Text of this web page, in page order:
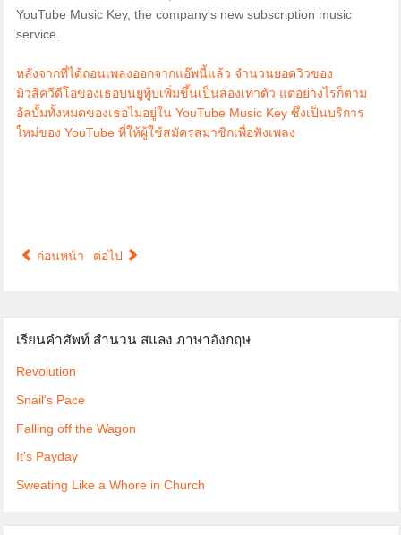
YouTube Music Key, the company's new subscription music
service.
หลังจากที่ได้ถอนเพลงออกจากแอ๊พนี้แล้ว จำนวนยอดวิวของ
มิวสิควีดีโอของเธอบนยูทู้บเพิ่มขึ้นเป็นสองเท่าตัว แต่อย่างไรก็ตาม
อัลบั้มทั้งหมดของเธอไม่อยู่ใน YouTube Music Key ซึ่งเป็นบริการ
ใหม่ของ YouTube ที่ให้ผู้ใช้สมัครสมาชิกเพื่อฟังเพลง
ก่อนหน้า ต่อไป
เรียนคำศัพท์ สำนวน สแลง ภาษาอังกฤษ
Revolution
Snail's Pace
Falling off the Wagon
It's Payday
Sweating Like a Whore in Church